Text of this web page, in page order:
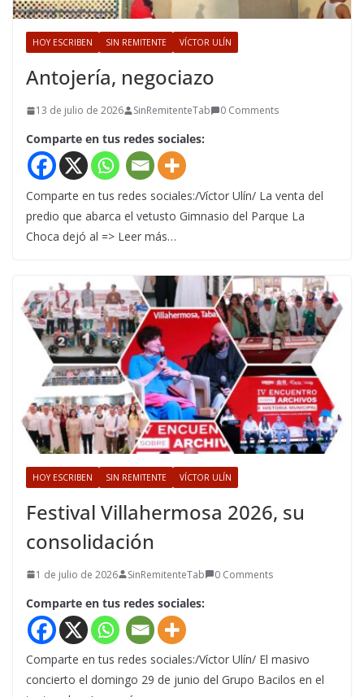
HOY ESCRIBEN SIN REMITENTE VÍCTOR ULÍN
Antojería, negociazo
13 de julio de 2026 SinRemitenteTab 0 Comments
Comparte en tus redes sociales:
Comparte en tus redes sociales:/Víctor Ulín/ La venta del
predio que abarca el vetusto Gimnasio del Parque La
Choca dejó al => Leer más…
HOY ESCRIBEN SIN REMITENTE VÍCTOR ULÍN
Festival Villahermosa 2026, su
consolidación
1 de julio de 2026 SinRemitenteTab 0 Comments
Comparte en tus redes sociales:
Comparte en tus redes sociales:/Víctor Ulín/ El masivo
concierto el domingo 29 de junio del Grupo Bacilos en el